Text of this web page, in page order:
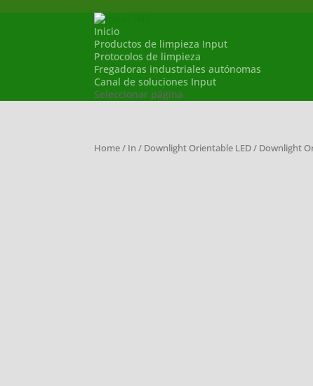
Inicio
Productos de limpieza Input
Protocolos de limpieza
Fregadoras industriales autónomas
Canal de soluciones Input
Seleccionar página
Home/ In / Downlight Orientable LED/ Downlight